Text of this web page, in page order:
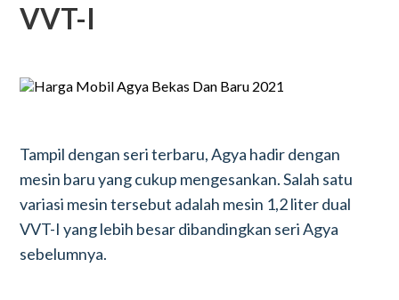
VVT-I
Tampil dengan seri terbaru, Agya hadir dengan
mesin baru yang cukup mengesankan. Salah satu
variasi mesin tersebut adalah mesin 1,2 liter dual
VVT-I yang lebih besar dibandingkan seri Agya
sebelumnya.